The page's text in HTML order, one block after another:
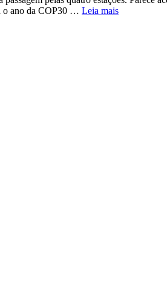
o ano da COP30 … Leia mais